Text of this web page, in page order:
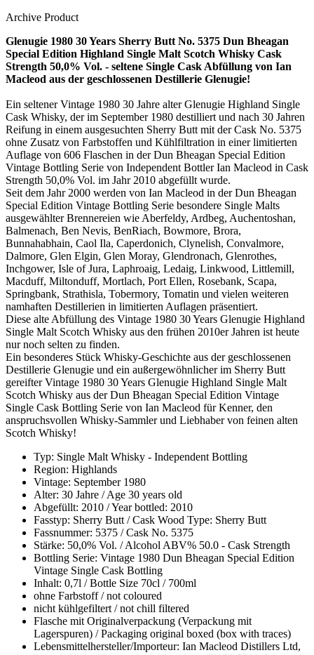
Archive Product
Glenugie 1980 30 Years Sherry Butt No. 5375 Dun Bheagan
Special Edition Highland Single Malt Scotch Whisky Cask
Strength 50,0% Vol. - seltene Single Cask Abfüllung von Ian
Macleod aus der geschlossenen Destillerie Glenugie!
Ein seltener Vintage 1980 30 Jahre alter Glenugie Highland Single
Cask Whisky, der im September 1980 destilliert und nach 30 Jahren
Reifung in einem ausgesuchten Sherry Butt mit der Cask No. 5375
ohne Zusatz von Farbstoffen und Kühlfiltration in einer limitierten
Auflage von 606 Flaschen in der Dun Bheagan Special Edition
Vintage Bottling Serie von Independent Bottler Ian Macleod in Cask
Strength 50,0% Vol. im Jahr 2010 abgefüllt wurde.
Seit dem Jahr 2000 werden von Ian Macleod in der Dun Bheagan
Special Edition Vintage Bottling Serie besondere Single Malts
ausgewählter Brennereien wie Aberfeldy, Ardbeg, Auchentoshan,
Balmenach, Ben Nevis, BenRiach, Bowmore, Brora,
Bunnahabhain, Caol Ila, Caperdonich, Clynelish, Convalmore,
Dalmore, Glen Elgin, Glen Moray, Glendronach, Glenrothes,
Inchgower, Isle of Jura, Laphroaig, Ledaig, Linkwood, Littlemill,
Macduff, Miltonduff, Mortlach, Port Ellen, Rosebank, Scapa,
Springbank, Strathisla, Tobermory, Tomatin und vielen weiteren
namhaften Destillerien in limitierten Auflagen präsentiert.
Diese alte Abfüllung des Vintage 1980 30 Years Glenugie Highland
Single Malt Scotch Whisky aus den frühen 2010er Jahren ist heute
nur noch selten zu finden.
Ein besonderes Stück Whisky-Geschichte aus der geschlossenen
Destillerie Glenugie und ein außergewöhnlicher im Sherry Butt
gereifter Vintage 1980 30 Years Glenugie Highland Single Malt
Scotch Whisky aus der Dun Bheagan Special Edition Vintage
Single Cask Bottling Serie von Ian Macleod für Kenner, den
anspruchsvollen Whisky-Sammler und Liebhaber von feinen alten
Scotch Whisky!
Typ: Single Malt Whisky - Independent Bottling
Region: Highlands
Vintage: September 1980
Alter: 30 Jahre / Age 30 years old
Abgefüllt: 2010 / Year bottled: 2010
Fasstyp: Sherry Butt / Cask Wood Type: Sherry Butt
Fassnummer: 5375 / Cask No. 5375
Stärke: 50,0% Vol. / Alcohol ABV% 50.0 - Cask Strength
Bottling Serie: Vintage 1980 Dun Bheagan Special Edition
Vintage Single Cask Bottling
Inhalt: 0,7l / Bottle Size 70cl / 700ml
ohne Farbstoff / not coloured
nicht kühlgefiltert / not chill filtered
Flasche mit Originalverpackung (Verpackung mit
Lagerspuren) / Packaging original boxed (box with traces)
Lebensmittelhersteller/Importeur: Ian Macleod Distillers Ltd,